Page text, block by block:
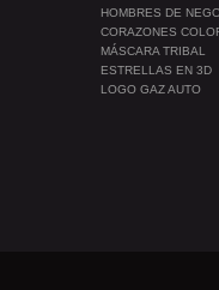
HOMBRES DE
CORAZONES
MÁSCARA TRIBAL
ESTRELLAS EN 3D
LOGO GAZ AUTO